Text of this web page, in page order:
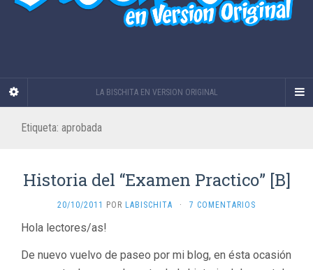
LA BISCHITA EN VERSION ORIGINAL
Etiqueta: aprobada
Historia del “Examen Practico” [B]
20/10/2011 POR LABISCHITA · 7 COMENTARIOS
Hola lectores/as!
De nuevo vuelvo de paseo por mi blog, en ésta ocasión